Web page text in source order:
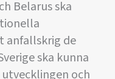
Belarus ska
anfallskrig de
ska kunna
och